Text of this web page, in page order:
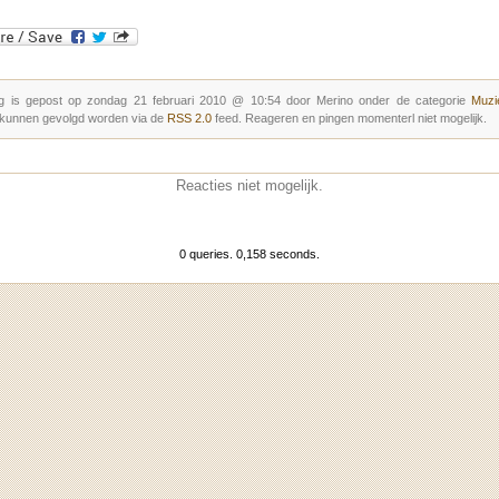
is gepost op zondag 21 februari 2010 @ 10:54 door Merino onder de categorie
gevolgd worden via de RSS 2.0 feed. Reageren en pingen momenterl niet mogelijk.
Reacties niet mogelijk.
0 queries. 0,158 seconds.